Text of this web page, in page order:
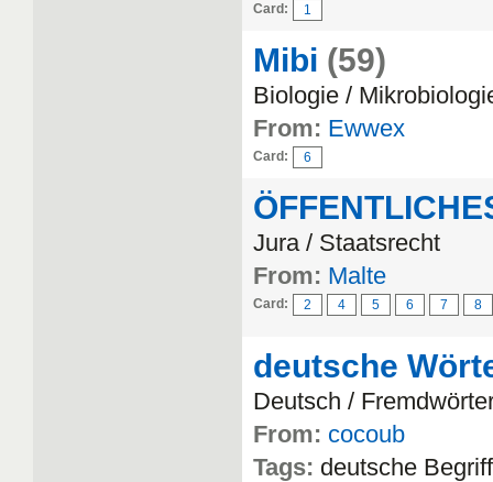
Card: 1
Mibi (59)
Biologie /
From: Ewwex
Card: 6
Jura / Staatsrecht
From: Malte
Card: 2 4 5 6 7 8
deutsche
Deutsch /
From: cocoub
Tags: deutsche